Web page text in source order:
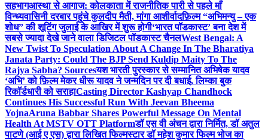
सहभागआस्था से आगाज: कोलकाता में राजनीतिक पारी से पहले माँ
विन्ध्यवासिनी दरबार पहुंचे कुलदीप मैती, मांगा आशीर्वादफ़िल्म “अभिमन्यु – एक
शोध” की शूटिंग जुलाई के आखिर में शुरू होगी‘भारत पॉडकास्ट’ बना देश में
सबसे ज्यादा देखे जाने वाला डिजिटल पॉडकास्ट चैनलWest Bengal: A
New Twist To Speculation About A Change In The Bharatiya
Janata Party: Could The BJP Send Kuldip Maity To The
Rajya Sabha? Sourcesयश भारती पुरस्कार से सम्मानित अभिषेक यादव
‘अभि’ को फ़िल्म मेकर धीरू यादव ने जन्मदिन पर दी बधाई, लिम्का बुक
रिकॉर्डधारी को सराहाCasting Director Kashyap Chandhock
Continues His Successful Run With Jeevan Bheema
YojnaAruna Babbar Shares Powerful Message On Mental
Health At MSTV OTT Platformडॉ एस वी अंचन द्वारा निर्मित, डॉ अतुल
पाटणे (आई ए एस) द्वारा लिखित फिल्मस्टार डॉ महेश कुमार फिल्म भोज का